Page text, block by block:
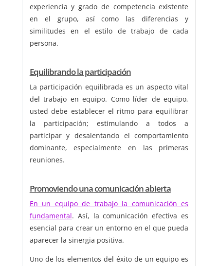
experiencia y grado de competencia existente
en el grupo, así como las diferencias y
similitudes en el estilo de trabajo de cada
persona.
Equilibrando la participación
La participación equilibrada es un aspecto vital
del trabajo en equipo. Como líder de equipo,
usted debe establecer el ritmo para equilibrar
la participación; estimulando a todos a
participar y desalentando el comportamiento
dominante, especialmente en las primeras
reuniones.
Promoviendo una comunicación abierta
En un equipo de trabajo la comunicación es
fundamental. Así, la comunicación efectiva es
esencial para crear un entorno en el que pueda
aparecer la sinergia positiva.
Uno de los elementos del éxito de un equipo es